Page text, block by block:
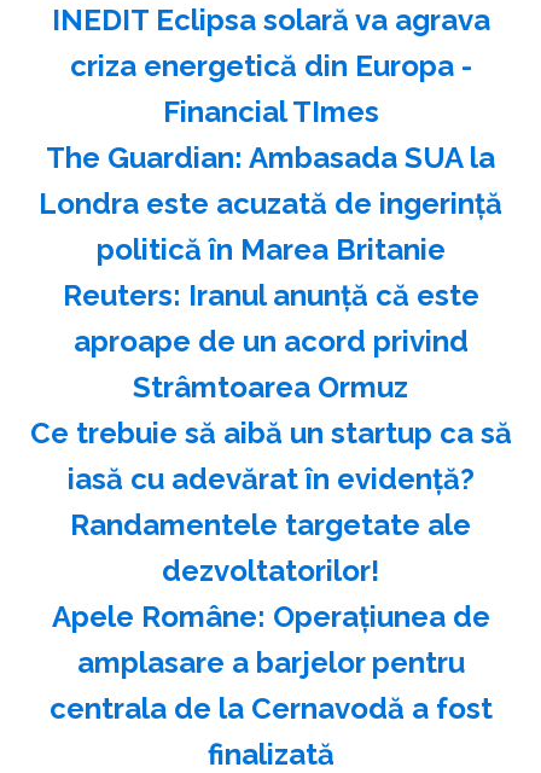
INEDIT Eclipsa solară va agrava
criza energetică din Europa -
Financial TImes
The Guardian: Ambasada SUA la
Londra este acuzată de ingerinţă
politică în Marea Britanie
Reuters: Iranul anunţă că este
aproape de un acord privind
Strâmtoarea Ormuz
Ce trebuie să aibă un startup ca să
iasă cu adevărat în evidență?
Randamentele targetate ale
dezvoltatorilor!
Apele Române: Operaţiunea de
amplasare a barjelor pentru
centrala de la Cernavodă a fost
finalizată